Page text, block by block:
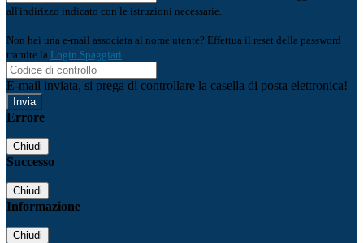
all'indirizzo indicato con le istruzioni necessarie.
Non hai una e-mail associata al nome utente? Effettua il reset della password
tramite la Login Spaggiari
E-mail inviata, si prega di controllare la casella di posta elettronica!
Errore
Chiudi
Successo
Chiudi
Informazione
Chiudi